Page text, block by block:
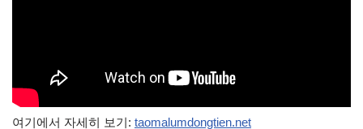
여기에서 자세히 보기: taomalumdongtien.net